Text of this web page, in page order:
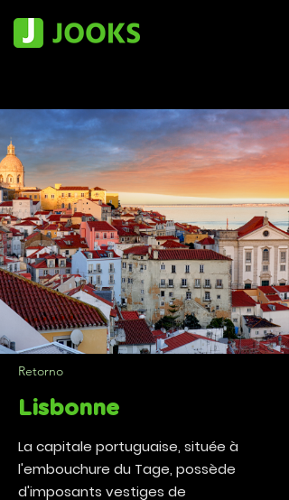
Retorno
Lisbonne
La capitale portuguaise, située à
l'embouchure du Tage, possède
d'imposants vestiges de